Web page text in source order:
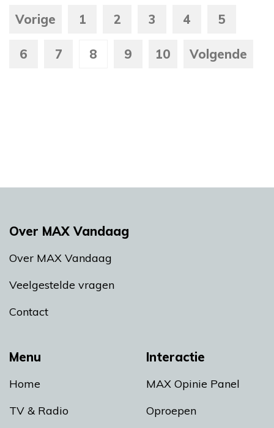
Vorige 1 2 3 4 5
6 7 8 9 10 Volgende
Menu
Home
TV & Radio
Interactie
MAX Opinie Panel
Oproepen
Over MAX Vandaag
Over MAX Vandaag
Veelgestelde vragen
Contact